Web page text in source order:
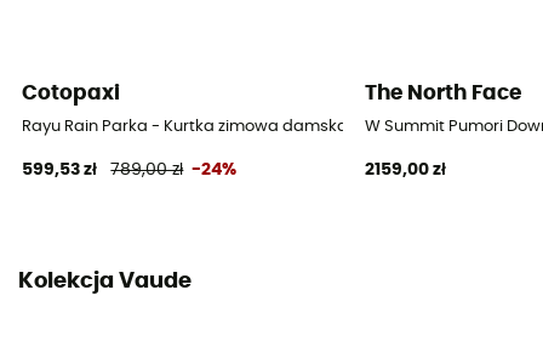
Materiały
[main] 100 % polyester
Cotopaxi
Rayu Rain Parka - Kurtka zimowa damska
599,53 zł 789,00 zł -24%
The North Face
W Summit Pumori
2159,00 zł
Kolekcja Vaude